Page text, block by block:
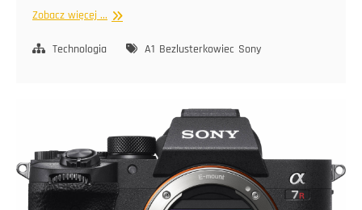
Zobacz więcej ... Umarł
niech
Technologia A1 Bezlusterkowiec Sony